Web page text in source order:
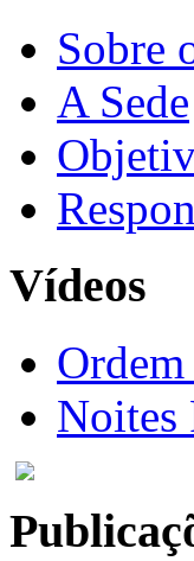
Sobre
A Sede
Vídeos
Noites